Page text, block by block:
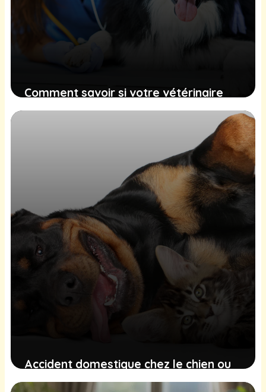
Comment savoir si votre vétérinaire
utilise les bons outils technologiques
(et pourquoi ça compte pour votre
Accident domestique chez le chien ou
le chat : comment réagir